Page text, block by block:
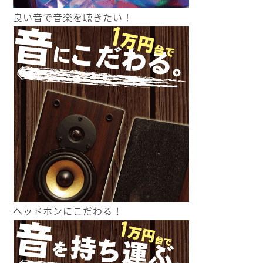
良い音で音楽を聴きたい！
ヘッドホンにこだわる！